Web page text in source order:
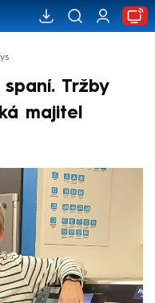
Tržby
majitel